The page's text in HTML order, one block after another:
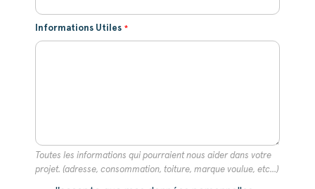
Informations Utiles
Toutes les informations qui pourraient nous aider dans votre
projet. (adresse, consommation, toiture, marque voulue, etc...)